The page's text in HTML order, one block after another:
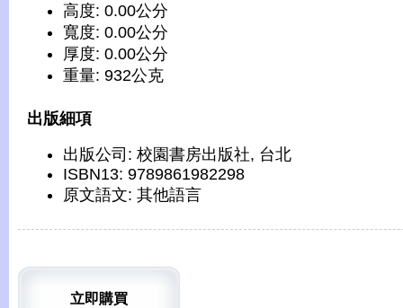
高度: 0.00公分
寬度: 0.00公分
厚度: 0.00公分
重量: 932公克
出版細項
出版公司: 校園書房出版社, 台北
ISBN13: 9789861982298
原文語文: 其他語言
立即購買